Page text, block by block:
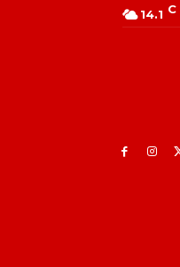
14.1 C